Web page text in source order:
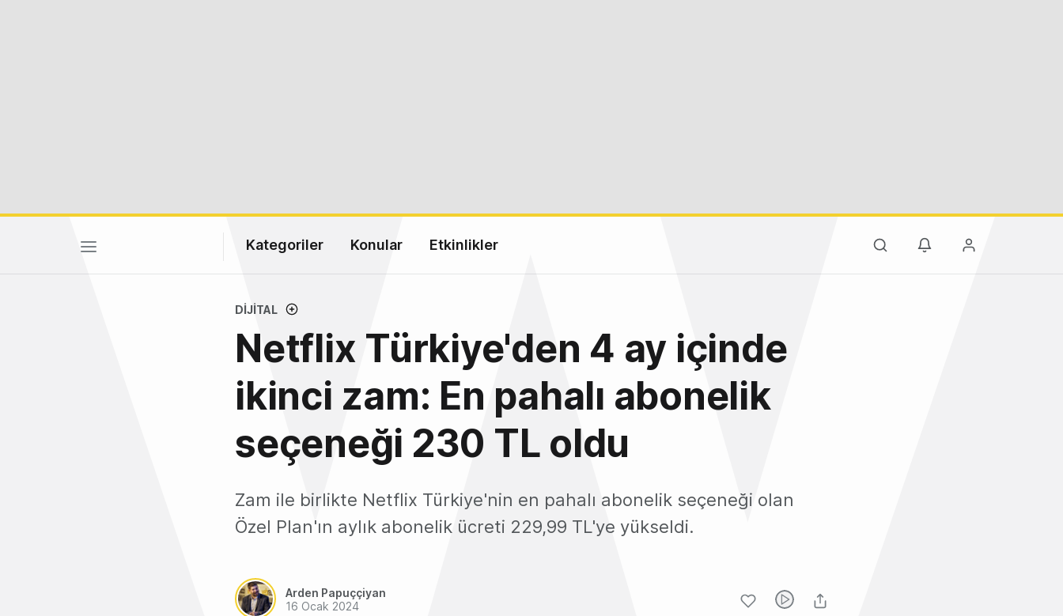
Kategoriler Konular Etkinlikler
DIJITAL
Netflix Türkiye'den 4 ay içinde
ikinci zam: En pahalı abonelik
seçeneği 230 TL oldu
Zam ile birlikte Netflix Türkiye'nin en pahalı abonelik seçeneği olan
Özel Plan'ın aylık abonelik ücreti 229,99 TL'ye yükseldi.
Arden Papuççiyan
16 Ocak 2024